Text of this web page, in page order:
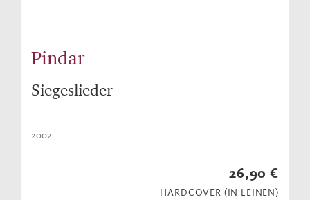
Pindar
Siegeslieder
2002
26,90 €
HARDCOVER (IN LEINEN)